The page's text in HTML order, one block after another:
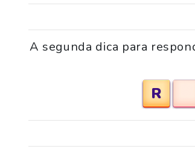
A segunda dica para
R